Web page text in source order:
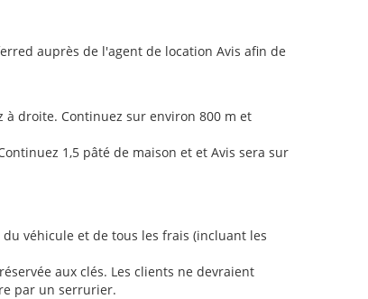
auprès de l'agent de location Avis afin de
à droite. Continuez sur environ 800 m et
1,5 pâté de maison et et Avis sera sur
véhicule et de tous les frais (incluant les
aux clés. Les clients ne devraient
par un serrurier.